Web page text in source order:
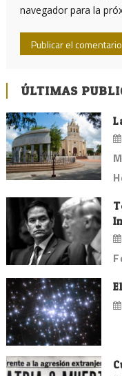
navegador para la
ÚLTIMAS